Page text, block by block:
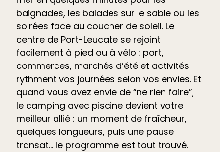
baignades, les balades sur le sable ou les
soirées face au coucher de soleil. Le
centre de Port-Leucate se rejoint
facilement à pied ou à vélo : port,
commerces, marchés d’été et activités
rythment vos journées selon vos envies. Et
quand vous avez envie de “ne rien faire”,
le camping avec piscine devient votre
meilleur allié : un moment de fraîcheur,
quelques longueurs, puis une pause
transat… le programme est tout trouvé.